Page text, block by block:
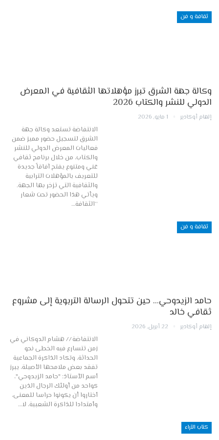
ثقافة و فن
وكالة جهة الشرق تبرز مؤهلاتها الثقافية في المعرض
الدولي للنشر والكتاب 2026
إلهام أوكادير 1 مايو, 2026
الانتفاضة تستعد وكالة جهة
الشرق لتسجيل حضور مميز ضمن
فعاليات المعرض الدولي للنشر
والكتاب، من خلال برنامج ثقافي
غني ومتنوع يفتح آفاقاً جديدة
للتعريف بالمؤهلات الترابية
والثقافية التي تزخر بها الجهة.
ويأتي هذا الحضور تحت شعار
“الثقافة…
ثقافة و فن
حامد الزيدوحي… حين تتحول الرسالة التربوية إلى مشروع
ثقافي خالد
إلهام أوكادير 22 أبريل, 2026
الانتفاضة // هشام الدوكاني في
زمن تتسارع فيه الخطى نحو
الحداثة، وتكاد الذاكرة الجماعية
تفقد بعض ملامحها الأصيلة، يبرز
ٱسم الأستاذ: "حامد الزيدوحي"،
كواحد من أولئك الرجال الذين
ٱختاروا أن يكونوا حراسا للمعنى،
وٱمتدادا للذاكرة الشعبية، لا…
كتاب الآراء